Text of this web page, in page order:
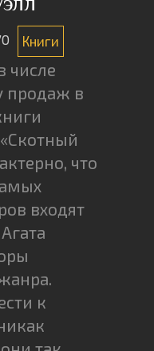
Книги
числе
продаж в
что
входят
к